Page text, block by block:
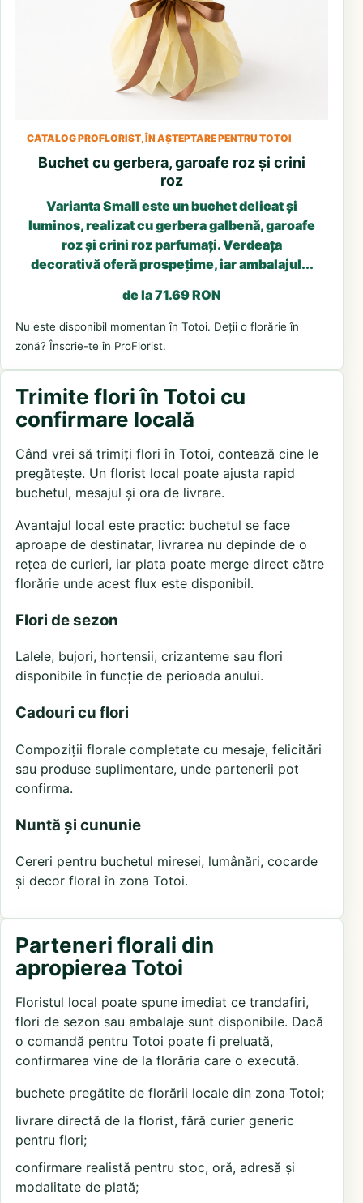
CATALOG PROFLORIST, ÎN AȘTEPTARE PENTRU TOTOI
Buchet cu gerbera, garoafe roz și crini
roz
Varianta Small este un buchet delicat și
luminos, realizat cu gerbera galbenă, garoafe
roz și crini roz parfumați. Verdeața
decorativă oferă prospețime, iar ambalajul...
de la 71.69 RON
Nu este disponibil momentan în Totoi. Deții o florărie în
zonă? Înscrie-te în ProFlorist.
Trimite flori în Totoi cu
confirmare locală
Când vrei să trimiți flori în Totoi, contează cine le
pregătește. Un florist local poate ajusta rapid
buchetul, mesajul și ora de livrare.
Avantajul local este practic: buchetul se face
aproape de destinatar, livrarea nu depinde de o
rețea de curieri, iar plata poate merge direct către
florărie unde acest flux este disponibil.
Flori de sezon
Lalele, bujori, hortensii, crizanteme sau flori
disponibile în funcție de perioada anului.
Cadouri cu flori
Compoziții florale completate cu mesaje, felicitări
sau produse suplimentare, unde partenerii pot
confirma.
Nuntă și cununie
Cereri pentru buchetul miresei, lumânări, cocarde
și decor floral în zona Totoi.
Parteneri florali din
apropierea Totoi
Floristul local poate spune imediat ce trandafiri,
flori de sezon sau ambalaje sunt disponibile. Dacă
o comandă pentru Totoi poate fi preluată,
confirmarea vine de la florăria care o execută.
buchete pregătite de florării locale din zona Totoi;
livrare directă de la florist, fără curier generic
pentru flori;
confirmare realistă pentru stoc, oră, adresă și
modalitate de plată;